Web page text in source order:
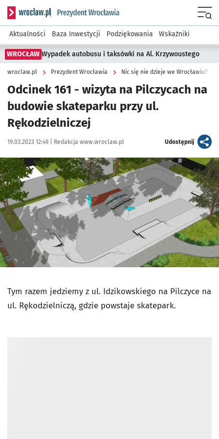
Serwis informacyjny wroclaw.pl podserwis: Prezydent
Aktualności Baza Inwestycji Podziękowania Wskaźniki
WROCŁAW Wypadek autobusu i taksówki na Al. Krzywoustego
wroclaw.pl Prezydent Wrocławia Nic się nie dzieje we Wrocławiu?
Odcinek 161 - wizyta na Pilczycach na
budowie skateparku przy ul.
Rękodzielniczej
Data publikacji:
19.03.2023 12:49 | Autor:
Redakcja www.wroclaw.pl Udostępnijartykuł
Kliknij, aby powiększyć
Tym razem jedziemy z ul. Idzikowskiego na Pilczyce na
ul. Rękodzielniczą, gdzie powstaje skatepark.